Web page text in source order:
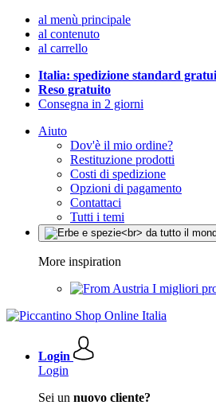
al menù principale
al contenuto
al carrello
Italia: spedizione standard
Reso gratuito
Consegna in 2 giorni
Aiuto
Dov'è il mio ordine?
Restituzione prodotti
Costi di spedizione
Opzioni di pagamento
Contattaci
Tutti i temi
More inspiration
I migliori
Login
Login
Sei un nuovo cliente?